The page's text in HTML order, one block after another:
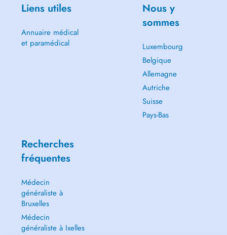
Liens utiles
Annuaire médical
et paramédical
Nous y
sommes
Luxembourg
Belgique
Allemagne
Autriche
Suisse
Pays-Bas
Recherches
fréquentes
Médecin
généraliste à
Bruxelles
Médecin
généraliste à Ixelles